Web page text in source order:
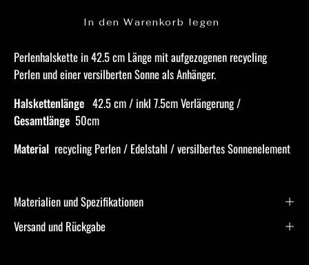
In den Warenkorb legen
Perlenhalskette in 42.5 cm Länge mit aufgezogenen recycling
Perlen und einer versilberten Sonne als Anhänger.
Halskettenlänge 42.5 cm / inkl 7.5cm Verlängerung /
Gesamtlänge 50cm
Material recycling Perlen / Edelstahl / versilbertes Sonnenelement
Materialien und Spezifikationen
Versand und Rückgabe